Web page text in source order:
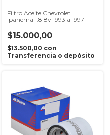
Filtro Aceite Chevrolet
Ipanema 1.8 8v 1993 a 1997
$15.000,00
$13.500,00 con
Transferencia o depósito